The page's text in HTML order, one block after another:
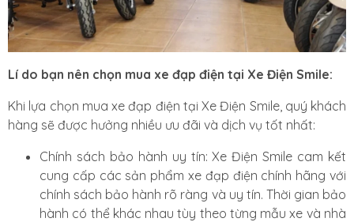
Lí do bạn nên chọn mua xe đạp điện tại Xe Điện Smile:
Khi lựa chọn mua xe đạp điện tại Xe Điện Smile, quý khách
hàng sẽ được hưởng nhiều ưu đãi và dịch vụ tốt nhất:
Chính sách bảo hành uy tín: Xe Điện Smile cam kết
cung cấp các sản phẩm xe đạp điện chính hãng với
chính sách bảo hành rõ ràng và uy tín. Thời gian bảo
hành có thể khác nhau tùy theo từng mẫu xe và nhà